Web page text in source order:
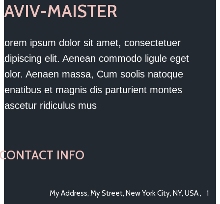
AVIV-MAISTER
Lorem ipsum dolor sit amet, consectetuer
adipiscing elit. Aenean commodo ligule eget
dolor. Aenaen massa, Cum soolis natoque
penatibus et magnis dis parturient montes
nascetur ridiculus mus
CONTACT INFO